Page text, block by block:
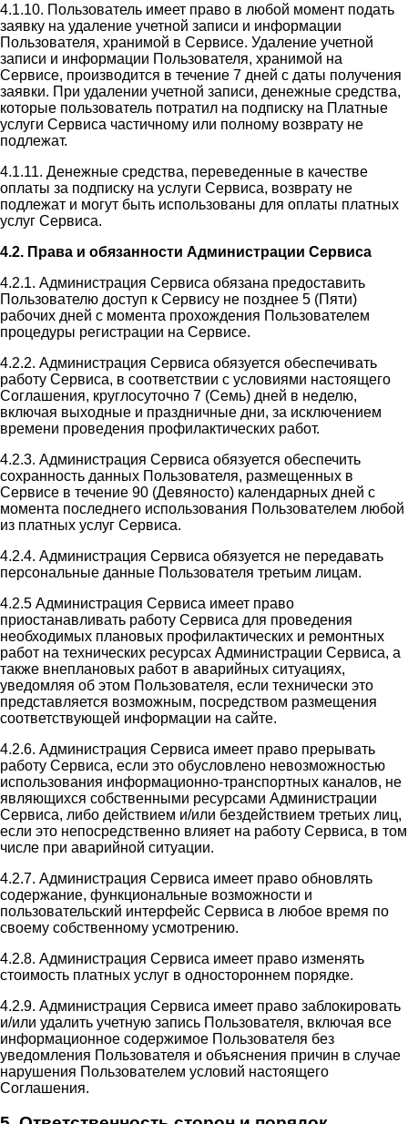
4.1.10. Пользователь имеет право в любой момент подать
заявку на удаление учетной записи и информации
Пользователя, хранимой в Сервисе. Удаление учетной
записи и информации Пользователя, хранимой на
Сервисе, производится в течение 7 дней с даты получения
заявки. При удалении учетной записи, денежные средства,
которые пользователь потратил на подписку на Платные
услуги Сервиса частичному или полному возврату не
подлежат.
4.1.11. Денежные средства, переведенные в качестве
оплаты за подписку на услуги Сервиса, возврату не
подлежат и могут быть использованы для оплаты платных
услуг Сервиса.
4.2. Права и обязанности Администрации Сервиса
4.2.1. Администрация Сервиса обязана предоставить
Пользователю доступ к Сервису не позднее 5 (Пяти)
рабочих дней с момента прохождения Пользователем
процедуры регистрации на Сервисе.
4.2.2. Администрация Сервиса обязуется обеспечивать
работу Сервиса, в соответствии с условиями настоящего
Соглашения, круглосуточно 7 (Семь) дней в неделю,
включая выходные и праздничные дни, за исключением
времени проведения профилактических работ.
4.2.3. Администрация Сервиса обязуется обеспечить
сохранность данных Пользователя, размещенных в
Сервисе в течение 90 (Девяносто) календарных дней с
момента последнего использования Пользователем любой
из платных услуг Сервиса.
4.2.4. Администрация Сервиса обязуется не передавать
персональные данные Пользователя третьим лицам.
4.2.5 Администрация Сервиса имеет право
приостанавливать работу Сервиса для проведения
необходимых плановых профилактических и ремонтных
работ на технических ресурсах Администрации Сервиса, а
также внеплановых работ в аварийных ситуациях,
уведомляя об этом Пользователя, если технически это
представляется возможным, посредством размещения
соответствующей информации на сайте.
4.2.6. Администрация Сервиса имеет право прерывать
работу Сервиса, если это обусловлено невозможностью
использования информационно-транспортных каналов, не
являющихся собственными ресурсами Администрации
Сервиса, либо действием и/или бездействием третьих лиц,
если это непосредственно влияет на работу Сервиса, в том
числе при аварийной ситуации.
4.2.7. Администрация Сервиса имеет право обновлять
содержание, функциональные возможности и
пользовательский интерфейс Сервиса в любое время по
своему собственному усмотрению.
4.2.8. Администрация Сервиса имеет право изменять
стоимость платных услуг в одностороннем порядке.
4.2.9. Администрация Сервиса имеет право заблокировать
и/или удалить учетную запись Пользователя, включая все
информационное содержимое Пользователя без
уведомления Пользователя и объяснения причин в случае
нарушения Пользователем условий настоящего
Соглашения.